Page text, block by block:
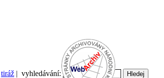
tiráž | vyhledávání: